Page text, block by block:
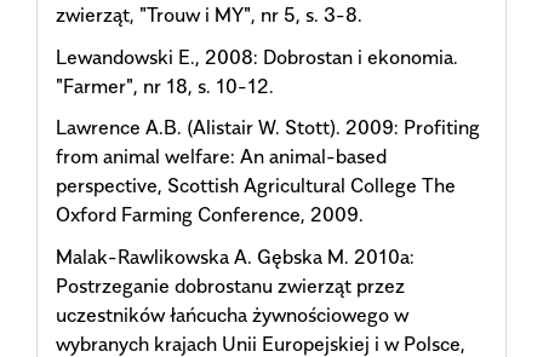
zwierząt, "Trouw i MY", nr 5, s. 3-8.
Lewandowski E., 2008: Dobrostan i ekonomia.
"Farmer", nr 18, s. 10-12.
Lawrence A.B. (Alistair W. Stott). 2009: Profiting
from animal welfare: An animal-based
perspective, Scottish Agricultural College The
Oxford Farming Conference, 2009.
Malak-Rawlikowska A. Gębska M. 2010a:
Postrzeganie dobrostanu zwierząt przez
uczestników łańcucha żywnościowego w
wybranych krajach Unii Europejskiej i w Polsce,